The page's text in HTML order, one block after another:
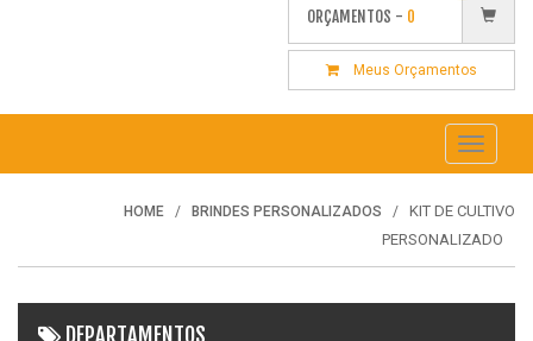
ORÇAMENTOS - 0
Meus Orçamentos
Toggle
HOME BRINDES PERSONALIZADOS
KIT DE CULTIVO
PERSONALIZADO
DEPARTAMENTOS